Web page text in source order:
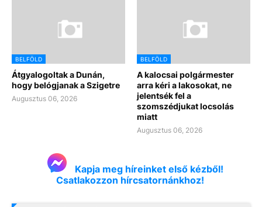
BELFÖLD
Átgyalogoltak a Dunán,
hogy belógjanak a Szigetre
Augusztus 06, 2026
BELFÖLD
A kalocsai polgármester
arra kéri a lakosokat, ne
jelentsék fel a
szomszédjukat locsolás
miatt
Augusztus 06, 2026
Kapja meg híreinket első kézből!
Csatlakozzon hírcsatornánkhoz!